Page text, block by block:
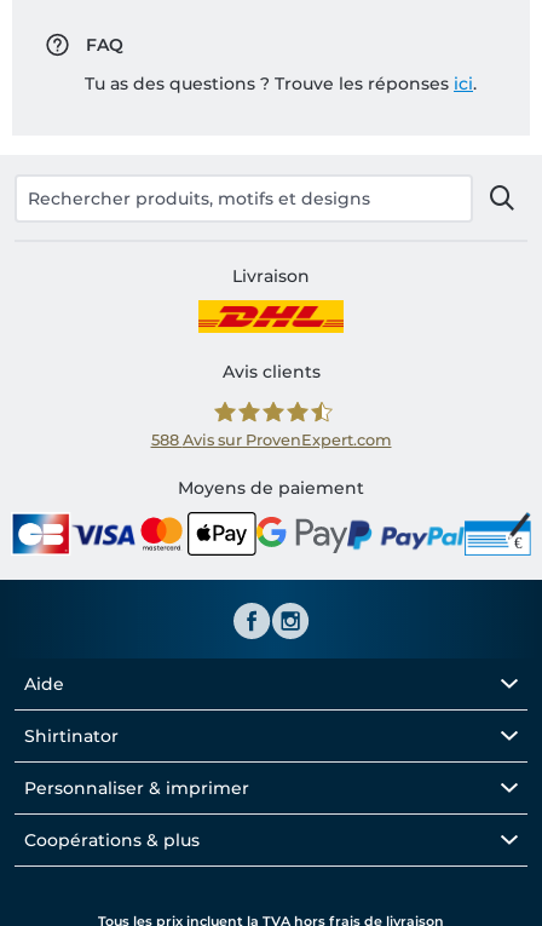
FAQ
Tu as des questions ? Trouve les réponses ici.
Livraison
Avis clients
Shirtinator FR
588 Avis sur ProvenExpert.com
Moyens de paiement
Aide
Shirtinator
Personnaliser & imprimer
Coopérations & plus
Tous les prix incluent la TVA hors frais de livraison